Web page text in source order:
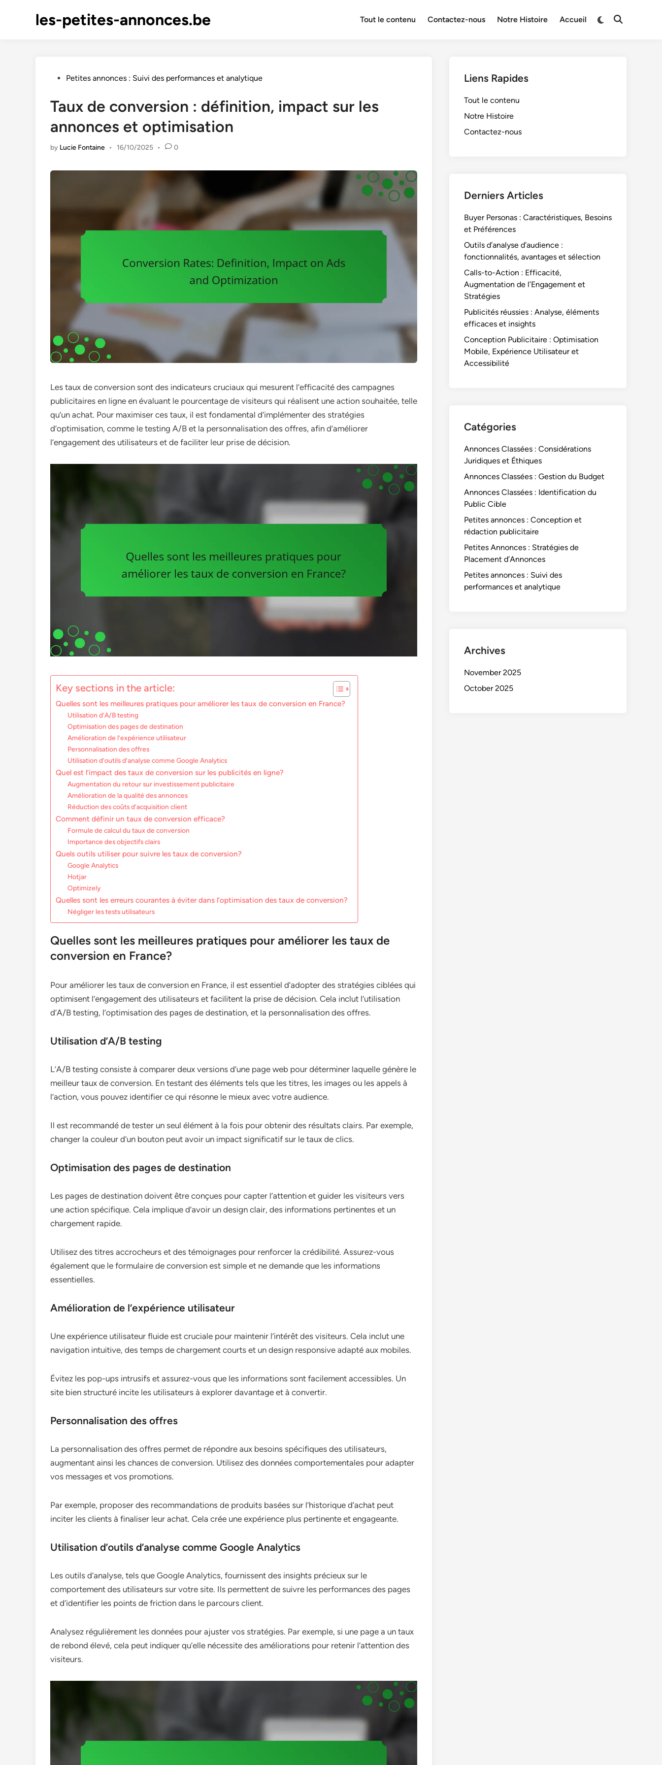
les-petites-annonces.be Tout le contenu Contactez-nous Notre Histoire Accueil
Switch
Open
PostedPetites annonces : Suivi des performances et analytique
Taux de conversion : définition, impact sur les
annonces et optimisation
by Lucie Fontaine • 16/10/2025 • 0
Les taux de conversion sont des indicateurs cruciaux qui mesurent l’efficacité des campagnes
publicitaires en ligne en évaluant le pourcentage de visiteurs qui réalisent une action souhaitée, telle
qu’un achat. Pour maximiser ces taux, il est fondamental d’implémenter des stratégies
d’optimisation, comme le testing A/B et la personnalisation des offres, afin d’améliorer
l’engagement des utilisateurs et de faciliter leur prise de décision.
Key sections in the article:
Quelles sont les meilleures pratiques pour améliorer les taux de conversion en France?
Utilisation d’A/B testing
Optimisation des pages de destination
Amélioration de l’expérience utilisateur
Personnalisation des offres
Utilisation d’outils d’analyse comme Google Analytics
Quel est l’impact des taux de conversion sur les publicités en ligne?
Augmentation du retour sur investissement publicitaire
Amélioration de la qualité des annonces
Réduction des coûts d’acquisition client
Comment définir un taux de conversion efficace?
Formule de calcul du taux de conversion
Importance des objectifs clairs
Quels outils utiliser pour suivre les taux de conversion?
Google Analytics
Hotjar
Optimizely
Quelles sont les erreurs courantes à éviter dans l’optimisation des taux de conversion?
Négliger les tests utilisateurs
Quelles sont les meilleures pratiques pour améliorer les taux de
conversion en France?
Pour améliorer les taux de conversion en France, il est essentiel d’adopter des stratégies ciblées qui
optimisent l’engagement des utilisateurs et facilitent la prise de décision. Cela inclut l’utilisation
d’A/B testing, l’optimisation des pages de destination, et la personnalisation des offres.
Utilisation d’A/B testing
L’A/B testing consiste à comparer deux versions d’une page web pour déterminer laquelle génère le
meilleur taux de conversion. En testant des éléments tels que les titres, les images ou les appels à
l’action, vous pouvez identifier ce qui résonne le mieux avec votre audience.
Il est recommandé de tester un seul élément à la fois pour obtenir des résultats clairs. Par exemple,
changer la couleur d’un bouton peut avoir un impact significatif sur le taux de clics.
Optimisation des pages de destination
Les pages de destination doivent être conçues pour capter l’attention et guider les visiteurs vers
une action spécifique. Cela implique d’avoir un design clair, des informations pertinentes et un
chargement rapide.
Utilisez des titres accrocheurs et des témoignages pour renforcer la crédibilité. Assurez-vous
également que le formulaire de conversion est simple et ne demande que les informations
essentielles.
Amélioration de l’expérience utilisateur
Une expérience utilisateur fluide est cruciale pour maintenir l’intérêt des visiteurs. Cela inclut une
navigation intuitive, des temps de chargement courts et un design responsive adapté aux mobiles.
Évitez les pop-ups intrusifs et assurez-vous que les informations sont facilement accessibles. Un
site bien structuré incite les utilisateurs à explorer davantage et à convertir.
Personnalisation des offres
La personnalisation des offres permet de répondre aux besoins spécifiques des utilisateurs,
augmentant ainsi les chances de conversion. Utilisez des données comportementales pour adapter
vos messages et vos promotions.
Par exemple, proposer des recommandations de produits basées sur l’historique d’achat peut
inciter les clients à finaliser leur achat. Cela crée une expérience plus pertinente et engageante.
Utilisation d’outils d’analyse comme Google Analytics
Les outils d’analyse, tels que Google Analytics, fournissent des insights précieux sur le
comportement des utilisateurs sur votre site. Ils permettent de suivre les performances des pages
et d’identifier les points de friction dans le parcours client.
Analysez régulièrement les données pour ajuster vos stratégies. Par exemple, si une page a un taux
de rebond élevé, cela peut indiquer qu’elle nécessite des améliorations pour retenir l’attention des
visiteurs.
Liens Rapides
Tout le contenu
Notre Histoire
Contactez-nous
Derniers Articles
Buyer Personas : Caractéristiques, Besoins
et Préférences
Outils d’analyse d’audience :
fonctionnalités, avantages et sélection
Calls-to-Action : Efficacité,
Augmentation de l’Engagement et
Stratégies
Publicités réussies : Analyse, éléments
efficaces et insights
Conception Publicitaire : Optimisation
Mobile, Expérience Utilisateur et
Accessibilité
Catégories
Annonces Classées : Considérations
Juridiques et Éthiques
Annonces Classées : Gestion du Budget
Annonces Classées : Identification du
Public Cible
Petites annonces : Conception et
rédaction publicitaire
Petites Annonces : Stratégies de
Placement d’Annonces
Petites annonces : Suivi des
performances et analytique
Archives
November 2025
October 2025